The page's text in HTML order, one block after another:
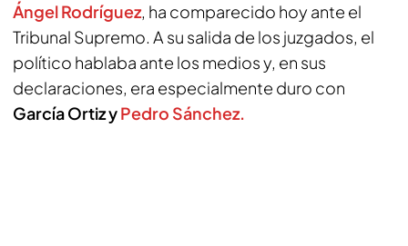
Ángel Rodríguez, ha comparecido hoy ante el
Tribunal Supremo. A su salida de los juzgados, el
político hablaba ante los medios y, en sus
declaraciones, era especialmente duro con
García Ortiz yPedro Sánchez.